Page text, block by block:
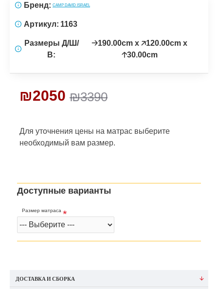
Для уточнения цены на матрас выберите
необходимый вам размер.
₪3390
₪2050
Бренд: CAMP DAVID ISRAEL
Артикул: 1163
Размеры Д/Ш/
В:
🡢190.00cm x 🡥120.00cm x
🡡30.00cm
Доступные варианты
Размер матраса
ДОСТАВКА И СБОРКА